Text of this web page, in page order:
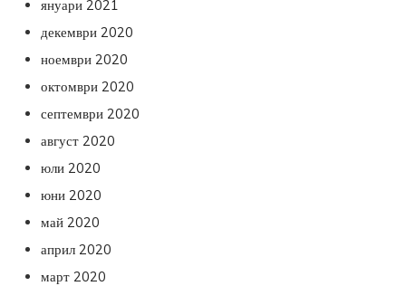
януари 2021
декември 2020
ноември 2020
октомври 2020
септември 2020
август 2020
юли 2020
юни 2020
май 2020
април 2020
март 2020